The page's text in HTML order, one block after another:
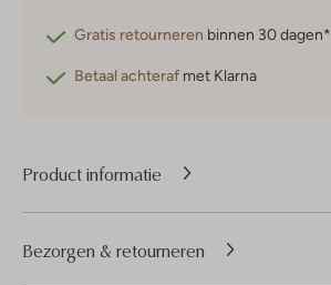
Gratis retourneren binnen 30 dagen*
Betaal achteraf met Klarna
Product informatie
Bezorgen & retourneren